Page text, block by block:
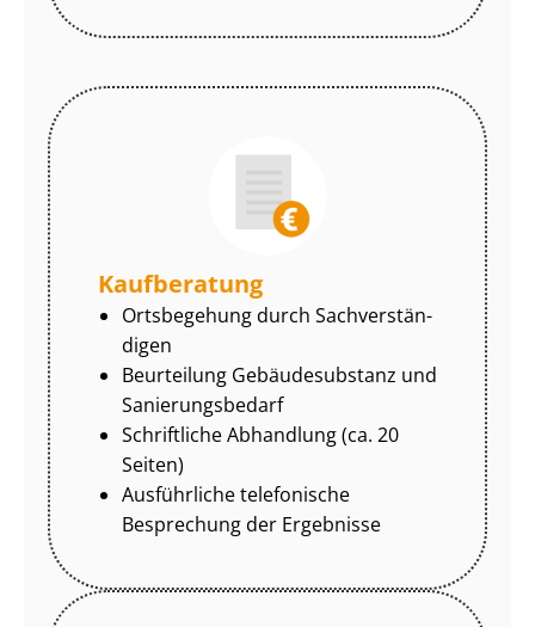
Kaufberatung
Ortsbegehung durch Sach­ver­stän­
di­gen
Beurteilung Gebäudesubstanz und
Sa­nie­rungs­be­darf
Schriftliche Abhandlung (ca. 20
Seiten)
Ausführliche telefonische
Besprechung der Ergebnisse